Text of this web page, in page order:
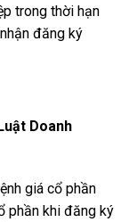
trong thời hạn
đăng ký
Doanh
giá cổ phần
phần khi đăng ký